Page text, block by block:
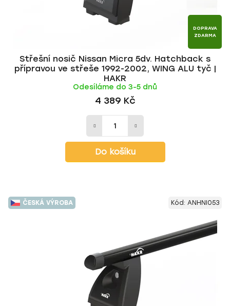
DOPRAVA
ZDARMA
Střešní nosič Nissan Micra 5dv. Hatchback s
přípravou ve střeše 1992-2002, WING ALU tyč |
HAKR
Odesíláme do 3-5 dnů
4 389 Kč
Do košíku
ČESKÁ VÝROBA Kód: ANHNI053